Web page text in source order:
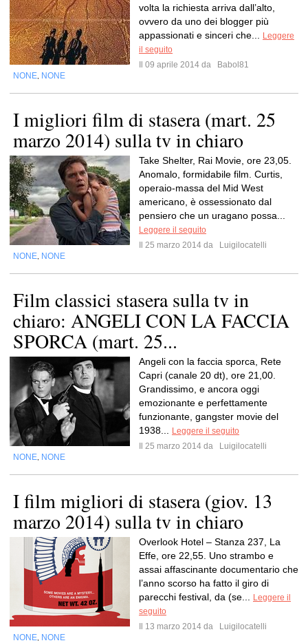
volta la richiesta arriva dall’alto,
ovvero da uno dei blogger più
appassionati e sinceri che...
Leggere
il seguito
Il 09 aprile 2014 da
Babol81
NONE NONE
I migliori film di stasera (mart. 25
marzo 2014) sulla tv in chiaro
Take Shelter, Rai Movie, ore 23,05.
Anomalo, formidabile film. Curtis,
operaio-massa del Mid West
americano, è ossessionato dal
pensiero che un uragano possa...
Leggere il seguito
Il 25 marzo 2014 da
Luigilocatelli
NONE NONE
Film classici stasera sulla tv in
chiaro: ANGELI CON LA FACCIA
SPORCA (mart. 25...
Angeli con la faccia sporca, Rete
Capri (canale 20 dt), ore 21,00.
Grandissimo, e ancora oggi
emozionante e perfettamente
funzionante, gangster movie del
1938...
Leggere il seguito
Il 25 marzo 2014 da
Luigilocatelli
NONE NONE
I film migliori di stasera (giov. 13
marzo 2014) sulla tv in chiaro
Overlook Hotel – Stanza 237, La
Effe, ore 22,55. Uno strambo e
assai affascinante documentario che
l’anno scorso ha fatto il giro di
parecchi festival, da (se...
Leggere il
seguito
Il 13 marzo 2014 da
Luigilocatelli
NONE NONE